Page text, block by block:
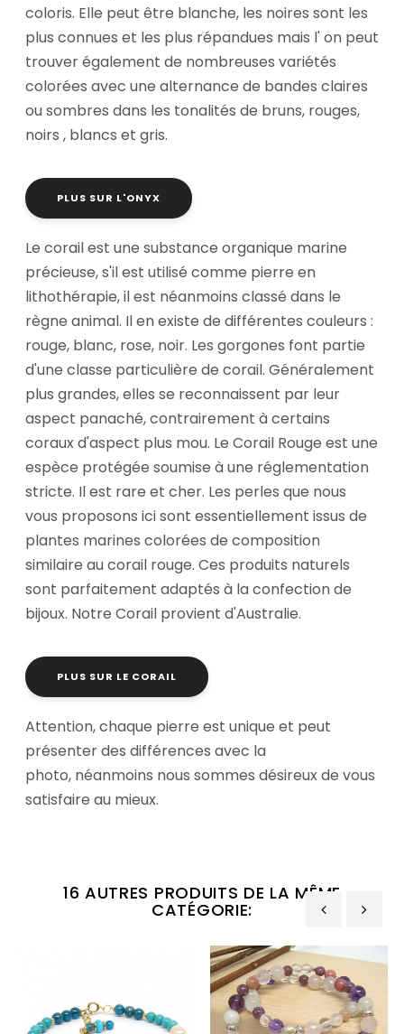
coloris. Elle peut être blanche, les noires sont les
plus connues et les plus répandues mais l' on peut
trouver également de nombreuses variétés
colorées avec une alternance de bandes claires
ou sombres dans les tonalités de bruns, rouges,
noirs , blancs et gris.
PLUS SUR L'ONYX
Le corail est une substance organique marine
précieuse, s'il est utilisé comme pierre en
lithothérapie, il est néanmoins classé dans le
règne animal. Il en existe de différentes couleurs :
rouge, blanc, rose, noir. Les gorgones font partie
d'une classe particulière de corail. Généralement
plus grandes, elles se reconnaissent par leur
aspect panaché, contrairement à certains
coraux d'aspect plus mou. Le Corail Rouge est une
espèce protégée soumise à une réglementation
stricte. Il est rare et cher. Les perles que nous
vous proposons ici sont essentiellement issus de
plantes marines colorées de composition
similaire au corail rouge. Ces produits naturels
sont parfaitement adaptés à la confection de
bijoux. Notre Corail provient d'Australie.
PLUS SUR LE CORAIL
Attention, chaque pierre est unique et peut
présenter des différences avec la
photo, néanmoins nous sommes désireux de vous
satisfaire au mieux.
16 AUTRES PRODUITS DE LA MÊME
CATÉGORIE: